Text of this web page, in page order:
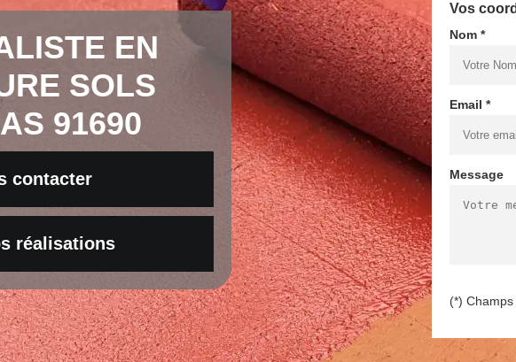
EN
SOLS
91690
contacter
réalisations
Vos
Nom *
Email *
Message
(*)